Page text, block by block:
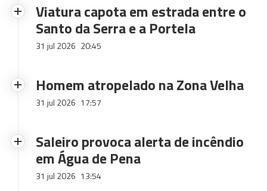
Viatura capota em estrada entre o
Santo da Serra e a Portela
31 jul 2026 20:45
Homem atropelado na Zona Velha
31 jul 2026 17:57
Saleiro provoca alerta de incêndio
em Água de Pena
31 jul 2026 13:54